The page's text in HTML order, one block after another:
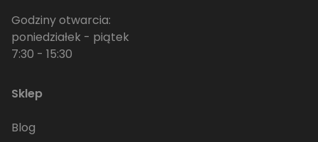
Godziny otwarcia:
poniedziałek - piątek
7:30 - 15:30
Sklep
Blog